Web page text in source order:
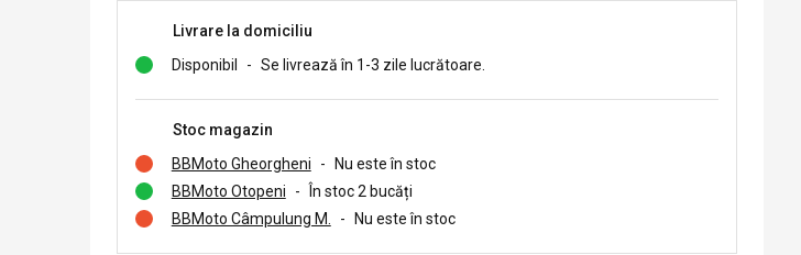
Livrare la domiciliu
Disponibil
- Se livrează în 1-3 zile lucrătoare.
Stoc magazin
BBMoto Gheorgheni
-
Nu este în stoc
BBMoto Otopeni
-
În stoc 2 bucăți
BBMoto Câmpulung M.
- Nu este în stoc